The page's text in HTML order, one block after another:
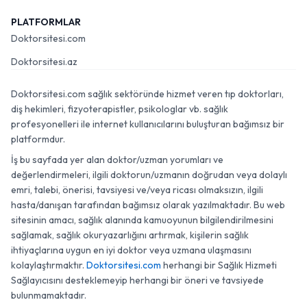
PLATFORMLAR
Doktorsitesi.com
Doktorsitesi.az
Doktorsitesi.com sağlık sektöründe hizmet veren tıp doktorları,
diş hekimleri, fizyoterapistler, psikologlar vb. sağlık
profesyonelleri ile internet kullanıcılarını buluşturan bağımsız bir
platformdur.
İş bu sayfada yer alan doktor/uzman yorumları ve
değerlendirmeleri, ilgili doktorun/uzmanın doğrudan veya dolaylı
emri, talebi, önerisi, tavsiyesi ve/veya ricası olmaksızın, ilgili
hasta/danışan tarafından bağımsız olarak yazılmaktadır. Bu web
sitesinin amacı, sağlık alanında kamuoyunun bilgilendirilmesini
sağlamak, sağlık okuryazarlığını artırmak, kişilerin sağlık
ihtiyaçlarına uygun en iyi doktor veya uzmana ulaşmasını
kolaylaştırmaktır. Doktorsitesi.com herhangi bir Sağlık Hizmeti
Sağlayıcısını desteklemeyip herhangi bir öneri ve tavsiyede
bulunmamaktadır.